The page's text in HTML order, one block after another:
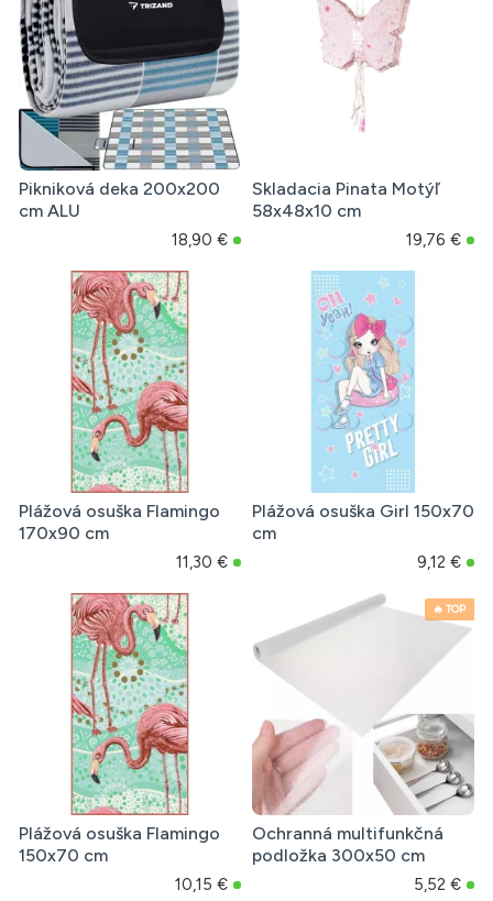
Pikniková deka 200x200
cm ALU
18,90 €
Skladacia Pinata Motýľ
58x48x10 cm
19,76 €
Plážová osuška Flamingo
170x90 cm
11,30 €
Plážová osuška Girl 150x70
cm
9,12 €
Plážová osuška Flamingo
150x70 cm
10,15 €
🔥 TOP
Ochranná multifunkčná
podložka 300x50 cm
5,52 €